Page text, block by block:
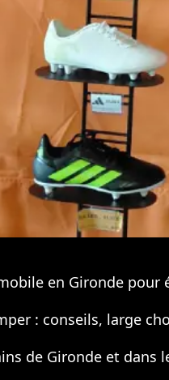
en Gironde
: conseils, large
de Gironde et dans